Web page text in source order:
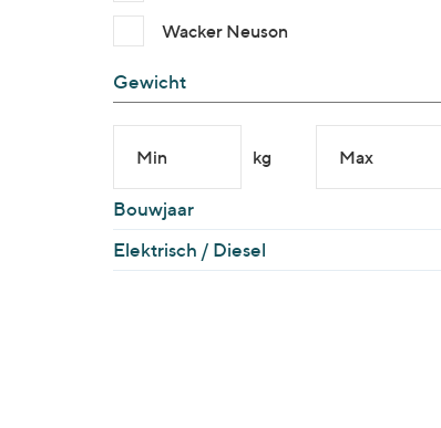
Wacker Neuson
Gewicht
Min kg Max
Bouwjaar
Elektrisch / Diesel